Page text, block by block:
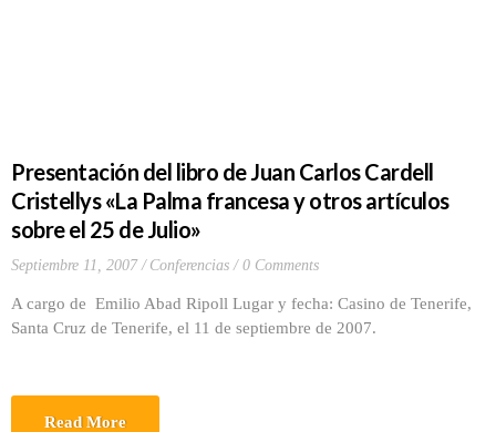
Presentación del libro de Juan Carlos Cardell
Cristellys «La Palma francesa y otros artículos
sobre el 25 de Julio»
Septiembre 11, 2007 Conferencias 0 Comments
A cargo de Emilio Abad Ripoll Lugar y fecha: Casino de Tenerife,
Santa Cruz de Tenerife, el 11 de septiembre de 2007.
Read More